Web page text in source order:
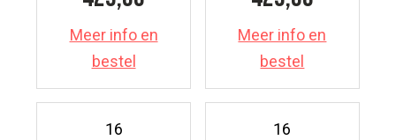
Meer info en
bestel
Meer info en
bestel
16 16